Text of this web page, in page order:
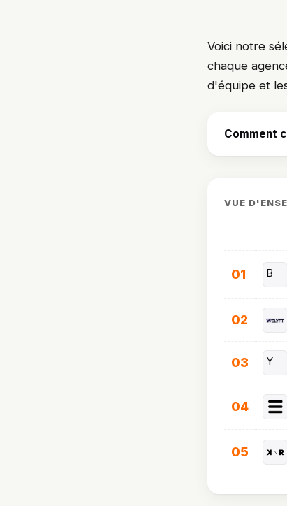
Voici notre
chaque
d'équipe et
Comment
VUE
01 B
02
03 Y
04
05